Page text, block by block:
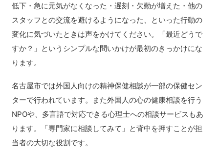
低下・急に元気がなくなった・遅刻・欠勤が増えた・他の
スタッフとの交流を避けるようになった、といった行動の
変化に気づいたときは声をかけてください。「最近どうで
すか？」というシンプルな問いかけが最初のきっかけにな
ります。
名古屋市では外国人向けの精神保健相談が一部の保健セン
ターで行われています。また外国人の心の健康相談を行う
NPOや、多言語で対応できる心理士への相談サービスもあ
ります。「専門家に相談してみて」と背中を押すことが担
当者の大切な役割です。